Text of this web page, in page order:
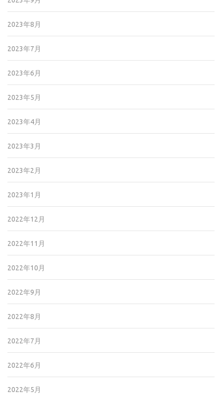
2023年8月
2023年7月
2023年6月
2023年5月
2023年4月
2023年3月
2023年2月
2023年1月
2022年12月
2022年11月
2022年10月
2022年9月
2022年8月
2022年7月
2022年6月
2022年5月